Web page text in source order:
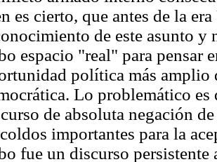
es cierto, que antes de la
de este asunto
espacio "real" para pensar
política más amplio
Lo problemático
de absoluta negación
importantes para la
fue un discurso